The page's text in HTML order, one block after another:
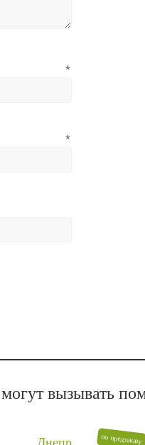
*
*
вызывать
по предзаказу